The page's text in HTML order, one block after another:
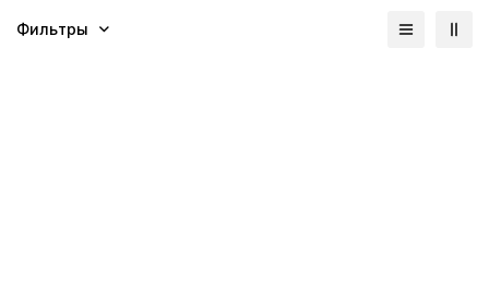
Фильтры